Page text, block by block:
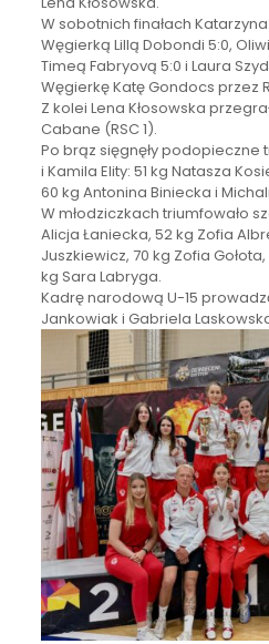
W sobotnich finałach
Węgierką Lillą Dobondi 5:0,
Timeą Fabryovą 5:0 i Laura
Węgierkę Katę Gondocs przez
Z kolei Lena Kłosowska
Cabane (RSC 1).
Po brąz sięgnęły
i Kamila Elity: 51 kg Natasza
60 kg Antonina Biniecka i
W młodziczkach triumfowało
Alicja Łaniecka, 52 kg Zofia
Juszkiewicz, 70 kg Zofia
kg Sara Labryga.
Kadrę narodową U-15
Jankowiak i Gabriela